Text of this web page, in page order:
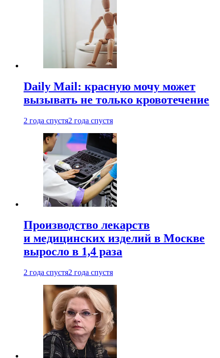
Daily Mail: красную мочу может
вызывать не только кровотечение
2 года спустя2 года спустя
Производство лекарств
и медицинских изделий в Москве
выросло в 1,4 раза
2 года спустя2 года спустя